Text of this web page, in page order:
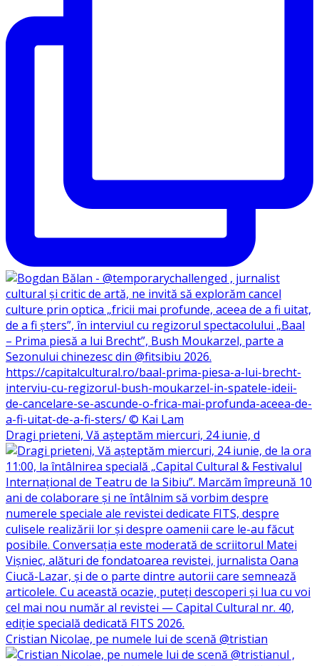
Dragi prieteni, Vă așteptăm miercuri, 24 iunie, d
Cristian Nicolae, pe numele lui de scenă @tristian